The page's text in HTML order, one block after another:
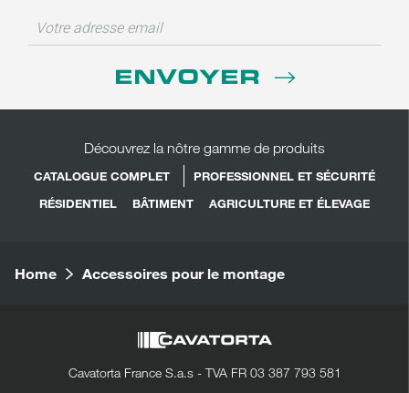
ENVOYER
Découvrez la nôtre gamme de produits
CATALOGUE COMPLET
PROFESSIONNEL ET SÉCURITÉ
RÉSIDENTIEL
BÂTIMENT AGRICULTURE ET ÉLEVAGE
Home Accessoires pour le montage
Cavatorta France S.a.s - TVA FR 03 387 793 581